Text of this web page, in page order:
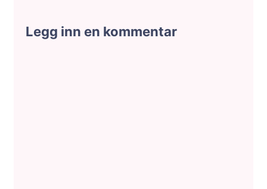
Legg inn en kommentar